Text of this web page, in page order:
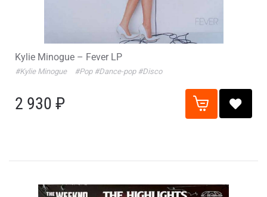
Kylie Minogue – Fever LP
#Kylie Minogue #Pop #Dance-pop #Disco
2 930 ₽